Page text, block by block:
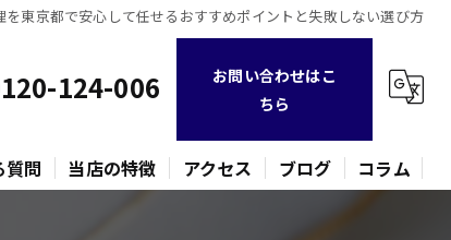
を東京都で安心して任せるおすすめポイントと失敗しない選び方
124-006
お問い合わせはこ
ちら
質問 当店の特徴 アクセス ブログ コラム